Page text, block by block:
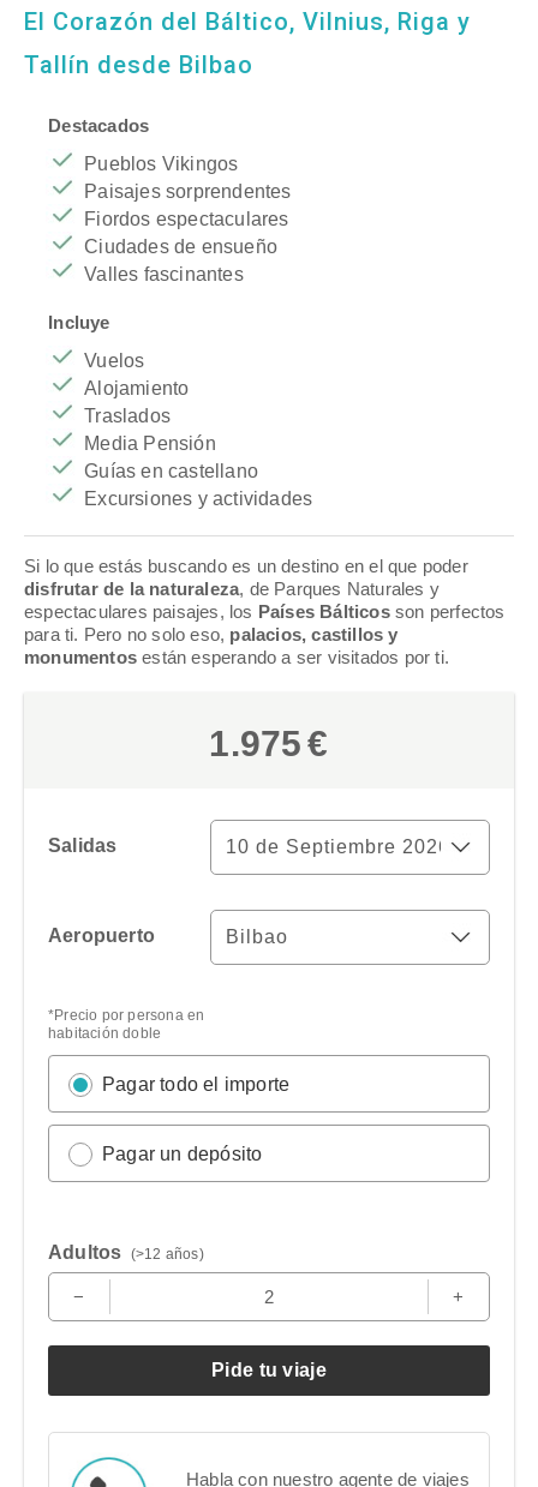
El Corazón del Báltico, Vilnius, Riga y
Tallín desde Bilbao
Destacados
Pueblos Vikingos
Paisajes sorprendentes
Fiordos espectaculares
Ciudades de ensueño
Valles fascinantes
Incluye
Vuelos
Alojamiento
Traslados
Media Pensión
Guías en castellano
Excursiones y actividades
Si lo que estás buscando es un destino en el que poder
disfrutar de la naturaleza, de Parques Naturales y
espectaculares paisajes, los Países Bálticosson perfectos
para ti. Pero no solo eso, palacios, castillos y
monumentos están esperando a ser visitados por ti.
1.975€
Salidas
Aeropuerto
*Precio por persona en
habitación doble
Pagar un depósito
Pagar todo el importe
Adultos (>12 años)
− 2 +
Pide tu viaje
Habla con nuestro agente de viajes